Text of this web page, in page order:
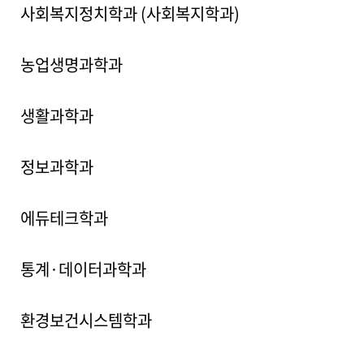
사회복지정치학과 (사회복지학과)
농업생명과학과
생활과학과
정보과학과
에듀테크학과
통계·데이터과학과
환경보건시스템학과